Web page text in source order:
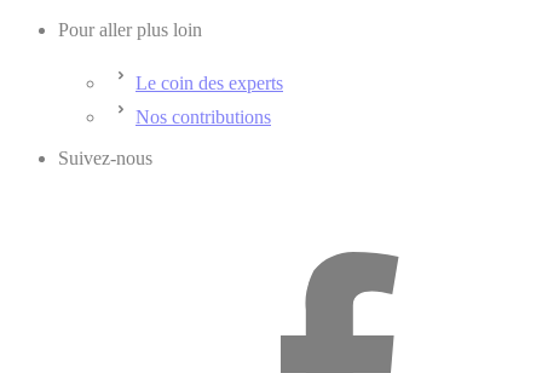
Pour aller plus loin
Le coin des experts
Nos contributions
Suivez-nous